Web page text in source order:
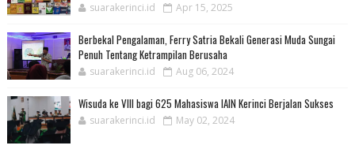
suarakerinci.id Apr 15, 2025
Berbekal Pengalaman, Ferry Satria Bekali Generasi Muda Sungai
Penuh Tentang Ketrampilan Berusaha
suarakerinci.id Aug 06, 2024
Wisuda ke VIII bagi 625 Mahasiswa IAIN Kerinci Berjalan Sukses
suarakerinci.id May 02, 2024